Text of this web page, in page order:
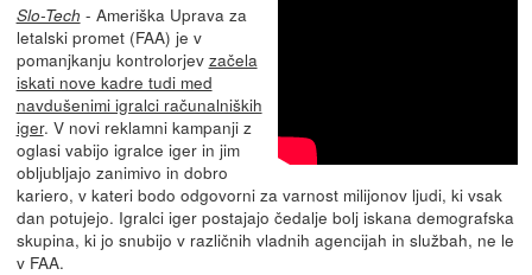
Slo-Tech - Ameriška Uprava za
letalski promet (FAA) je v
pomanjkanju kontrolorjev začela
iskati nove kadre tudi med
navdušenimi igralci računalniških
iger. V novi reklamni kampanji z
oglasi vabijo igralce iger in jim
obljubljajo zanimivo in dobro
kariero, v kateri bodo odgovorni za varnost milijonov ljudi, ki vsak
dan potujejo. Igralci iger postajajo čedalje bolj iskana demografska
skupina, ki jo snubijo v različnih vladnih agencijah in službah, ne le
v FAA.